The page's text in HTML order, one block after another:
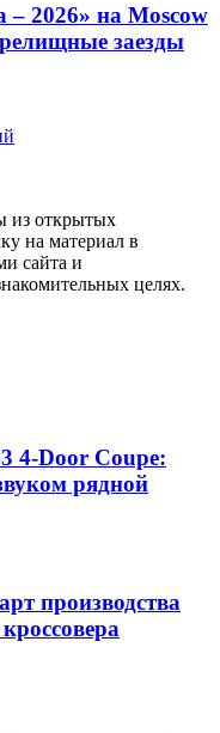
– 2026» на Moscow
заезды
из открытых
на материал в
сайта и
целях.
4-Door Coupe:
рядной
производства